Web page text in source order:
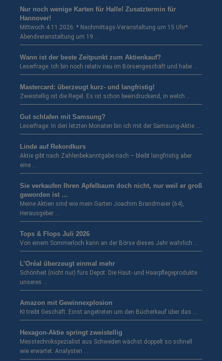
Nur noch wenige Karten für Halle! Zusatztermin für
Hannover!
Mittwoch 4.11.2026: * Nachmittags-Veranstaltung um 15 Uhr*
Abendveranstaltung um 19 …
Wann ist der beste Zeitpunkt zum Aktienkauf?
Leserfrage: Ich bin noch relativ neu im Börsengeschäft und habe …
Mastercard: überzeugt kurz- und langfristig!
Zweistellig ist die Regel. Es ist schon beeindruckend, in welch …
Gut schlafen mit Samsung?
Leserfrage: In den letzten Monaten bin ich mit der Samsung-Aktie …
Linde auf Rekordkurs
Aktie gibt nach Zahlenbekanntgabe nach – bleibt langfristig aber
eine …
Sie verkaufen Ihren Apfelbaum doch nicht, nur weil er groß
geworden ist …
Meine Aktien sind wie mein Garten Joachim Brandmaier (64),
Herausgeber …
Tops & Flops Juli 2026
Von einem Sommerloch kann an der Börse dieses Jahr wahrlich …
L’Oréal überzeugt einmal mehr
Schönheit (nicht nur) fürs Depot. Die Haut- und Haarpflegeprodukte
unseres …
Amazon mit Gewinnexplosion
KI treibt Geschäft. Einst angetreten um den Bücherkauf über das …
Hexagon-Aktie springt zweistellig
Messtechnikspezialist aus Schweden wächst doppelt so schnell
wie erwartet. Analysten …